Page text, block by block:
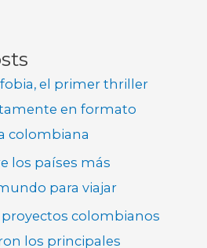
el primer thriller
en formato
colombiana
los países más
para viajar
proyectos colombianos
los principales